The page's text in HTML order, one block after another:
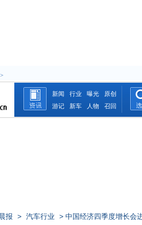
新闻 行业 曝光
原创
游记
新车 人物 召回
报 > 汽车行业 > 中国经济四季度增长会